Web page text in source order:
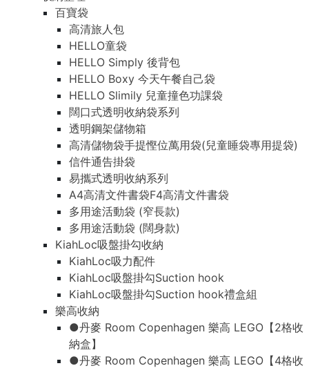
百寶袋
高清旅人包
HELLO童袋
HELLO Simply 後背包
HELLO Boxy 今天午餐自己袋
HELLO Slimily 兒童撞色功課袋
闊口式透明收納袋系列
透明鋼架儲物箱
高清儲物袋手提慳位萬用袋(兒童睡袋專用提袋)
信件通告掛袋
易攜式透明收納系列
A4高清文件書袋F4高清文件書袋
多用途活動袋 (窄長款)
多用途活動袋 (闊身款)
KiahLoc吸盤掛勾收納
KiahLoc吸力配件
KiahLoc吸盤掛勾Suction hook
KiahLoc吸盤掛勾Suction hook禮盒組
樂高收納
●丹麥 Room Copenhagen 樂高 LEGO【2格收
納盒】
●丹麥 Room Copenhagen 樂高 LEGO【4格收